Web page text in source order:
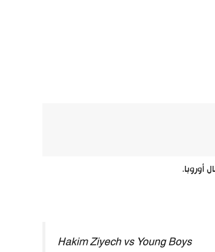
أوروبا.
Hakim Ziyech vs Young Boys